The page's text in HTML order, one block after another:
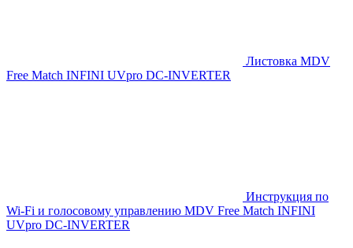
Листовка MDV
Free Match INFINI UVpro DC-INVERTER
Инструкция по
Wi-Fi и голосовому управлению MDV Free Match INFINI
UVpro DC-INVERTER